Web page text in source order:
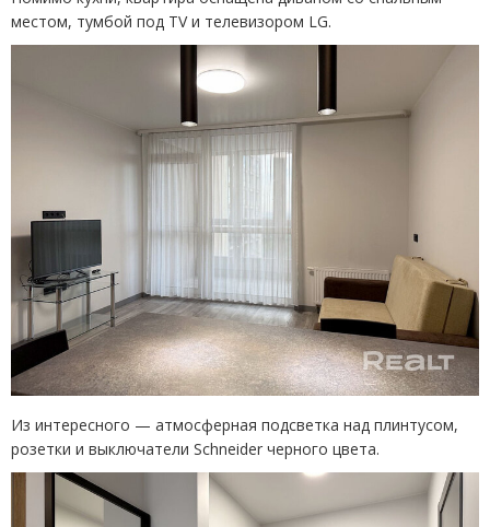
местом, тумбой под TV и телевизором LG.
Из интересного — атмосферная подсветка над плинтусом,
розетки и выключатели Schneider черного цвета.